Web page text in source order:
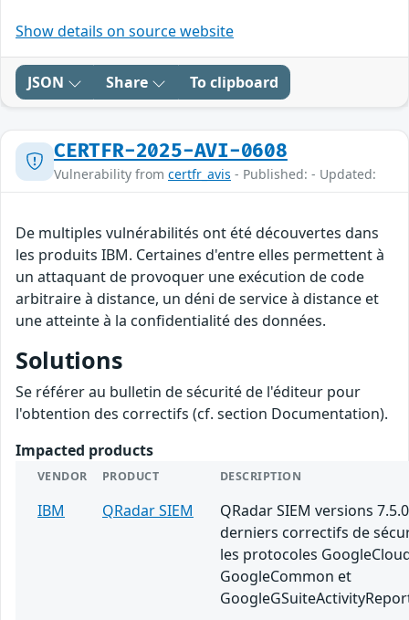
Show details on source website
JSON Share To clipboard
CERTFR-2025-AVI-0608
Vulnerability from certfr_avis - Published: - Updated:
De multiples vulnérabilités ont été découvertes dans
les produits IBM. Certaines d'entre elles permettent à
un attaquant de provoquer une exécution de code
arbitraire à distance, un déni de service à distance et
une atteinte à la confidentialité des données.
Solutions
Se référer au bulletin de sécurité de l'éditeur pour
l'obtention des correctifs (cf. section Documentation).
Impacted products
VENDOR PRODUCT DESCRIPTION
IBM QRadar SIEM
QRadar SIEM versions
derniers correctifs de
les protocoles
GoogleCommon et